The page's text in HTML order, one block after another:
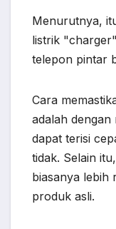
Menurutnya,
listrik
telepon pintar
Cara
adalah
dapat terisi
tidak. Selain
biasanya lebih
produk asli.